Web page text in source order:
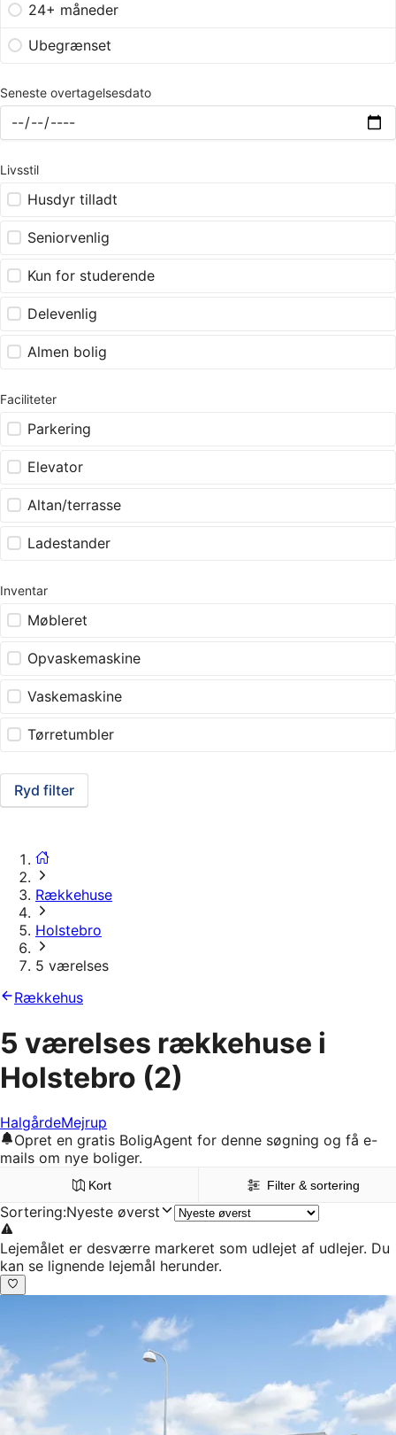
24+ måneder
Ubegrænset
Seneste overtagelsesdato
Livsstil
Husdyr tilladt
Seniorvenlig
Kun for studerende
Delevenlig
Almen bolig
Faciliteter
Parkering
Elevator
Altan/terrasse
Ladestander
Inventar
Møbleret
Opvaskemaskine
Vaskemaskine
Tørretumbler
Ryd filter
Rækkehuse
Holstebro
5 værelses
Rækkehus
5 værelses rækkehuse i
Holstebro (2)
HalgårdeMejrup
Opret en gratis BoligAgent for denne søgning og få e-
mails om nye boliger.
Kort Filter & sortering
Sortering:Nyeste øverst
Lejemålet er desværre markeret som udlejet af udlejer. Du
kan se lignende lejemål herunder.